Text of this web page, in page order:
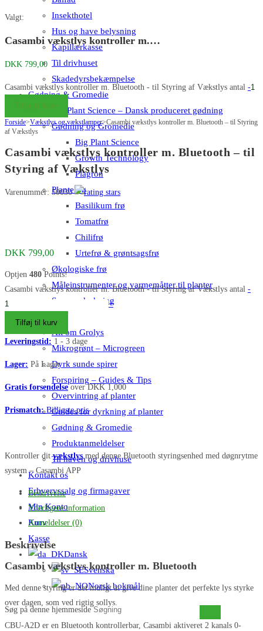
Insekthotel
Hus og have belysning
Kapillærkasse
Til drivhuset
Skadedyrsbekæmpelse
Gødning & Gromedie
Big Plant Science – Dansk produceret gødning
Gødning og Gromedie
Big Plant Science
Growth Technology
Plagron
PlanteFrø
Basilikum frø
Tomatfrø
Chilifrø
Urtefrø & grøntsagsfrø
Økologiske frø
Måleinstrumenter og varmemåtter til planter
Svampedyrkning
Alt om Grolys
Mikrogrønt – Microgreen
Dyrk sunde spirer
Forspiring – Guides & Tips
Overvintring af planter
Guides for dyrkning af planter
Gødning & Gromedie
Produktanmeldelser
Til haven og drivhuse
Kontakt os
Erhvervssalg og firmagaver
Min Konto
Kurv
Kasse
Dansk
Svenska
Norsk bokmål
Søg på denne hjemmeside
Valgt:
Casambi vækstlys kontroller m.…
DKK 799,00
Casambi vækstlys kontroller m. Bluetooth - til Styring af Vækstlys antal -
Tilføj til kurv
Forside>Vækstlys og vækstlamper>Casambi vækstlys kontroller m. Bluetooth – til Styring
af Vækstlys
Casambi vækstlys kontroller m. Bluetooth – til
Styring af Vækstlys
Varenummer: 50030
DKK 799,00
Optjen 480 Points!
Casambi vækstlys kontroller m. Bluetooth - til Styring af Vækstlys antal -
+
Tilføj til kurv
Leveringstid: 1 - 3 dage
Lager: På Lager
Gratis forsendelseover DKK 1,000
Prismatch:Billigste pris
Kontroller ditvækstlys med denne Bluetooth styringsenhed med døgnrytme
system – Casambi APP
Beskrivelse
Yderligere information
Anmeldelser (0)
Beskrivelse
Casambi vækstlys kontroller m. Bluetooth
Med denne styring er det muligt at give dine planter det perfekte lys styrke
over dagen, som ved rigtig sollys.
CBU-A2D er en Bluetooth kontrollerbar, Casambi aktiveret 2 kanals 0-